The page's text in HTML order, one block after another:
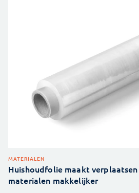
MATERIALEN
Huishoudfolie maakt
materialen makkelijker